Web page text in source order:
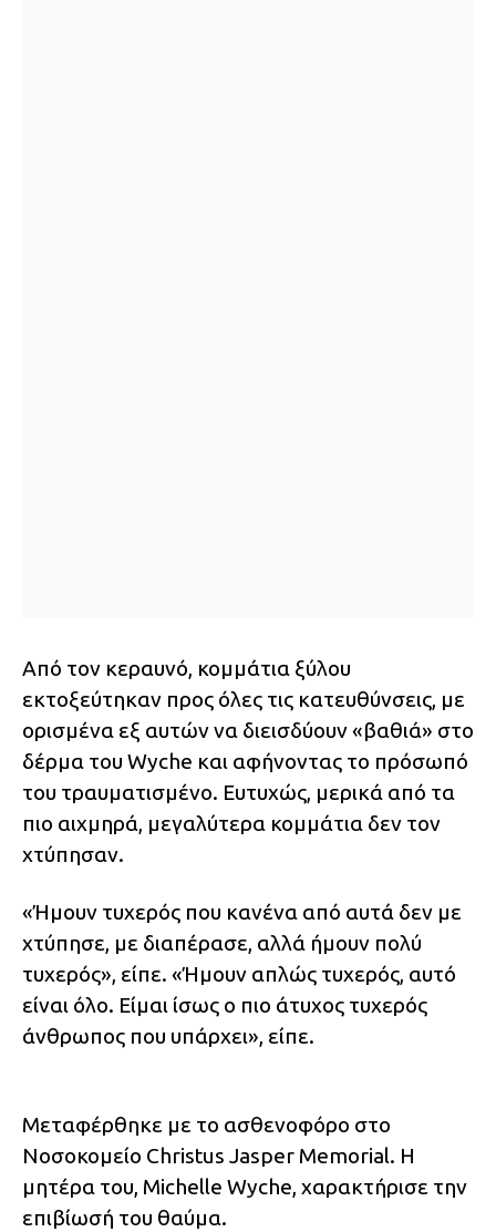
Από τον κεραυνό, κομμάτια ξύλου
εκτοξεύτηκαν προς όλες τις κατευθύνσεις, με
ορισμένα εξ αυτών να διεισδύουν «βαθιά» στο
δέρμα του Wyche και αφήνοντας το πρόσωπό
του τραυματισμένο. Ευτυχώς, μερικά από τα
πιο αιχμηρά, μεγαλύτερα κομμάτια δεν τον
χτύπησαν.
«Ήμουν τυχερός που κανένα από αυτά δεν με
χτύπησε, με διαπέρασε, αλλά ήμουν πολύ
τυχερός», είπε. «Ήμουν απλώς τυχερός, αυτό
είναι όλο. Είμαι ίσως ο πιο άτυχος τυχερός
άνθρωπος που υπάρχει», είπε.
Μεταφέρθηκε με το ασθενοφόρο στο
Νοσοκομείο Christus Jasper Memorial. Η
μητέρα του, Michelle Wyche, χαρακτήρισε την
επιβίωσή του θαύμα.